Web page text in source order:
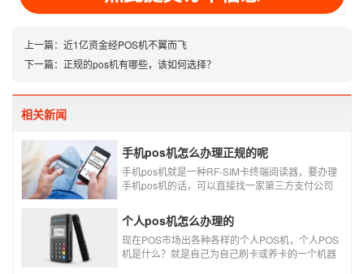
上一篇： 近1亿资金经POS机不翼而飞
下一篇： 正规的pos机有哪些，该如何选择？
相关新闻
手机pos机怎么办理正规的呢
手机pos机就是一种RF-SIM卡终端阅读器，要办理
手机pos机的话，可以直接找一家第三方支付公司
个人pos机怎么办理的
现在POS市场出各种各样的个人POS机，个人POS
机是什么？就是自己为自己刷卡或养卡的一个机器